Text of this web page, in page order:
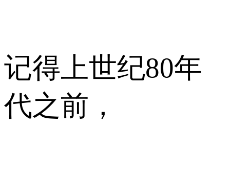
记得上世纪80年
代之前，